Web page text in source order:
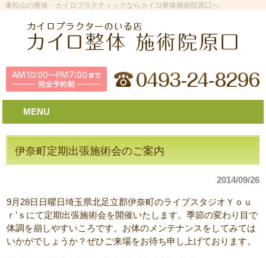
東松山の整体・カイロプラクティックならカイロ整体施術院原口へ
MENU
伊奈町定期出張施術会のご案内
2014/09/26
9月28日日曜日埼玉県北足立郡伊奈町のライブスタジオＹｏｕ
ｒ’ｓにて定期出張施術会を開催いたします。季節の変わり目で
体調を崩しやすいころです。お体のメンテナンスをしてみては
いかがでしょうか？ぜひご来場をお待ち申し上げております。